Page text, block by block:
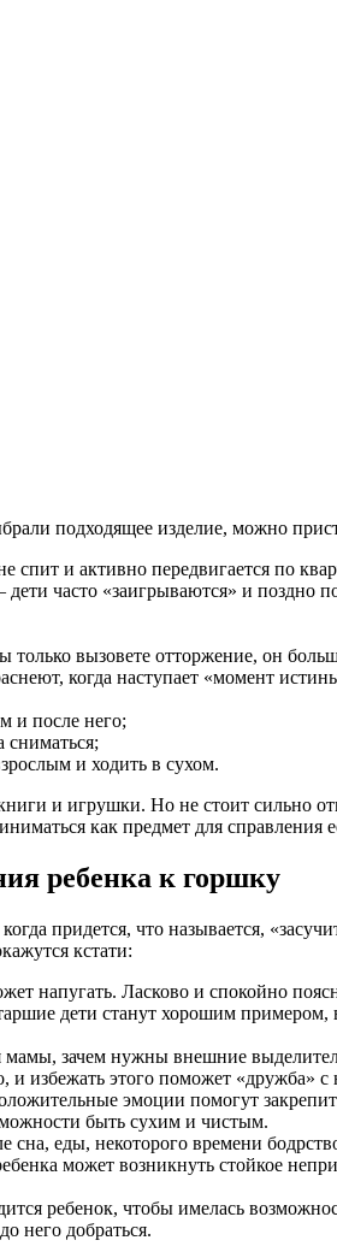
подходящее изделие, можно
спит и активно передвигается по
дети часто «заигрываются» и
вызовете отторжение, он
когда наступает «момент
и после него;
сниматься;
и ходить в сухом.
и игрушки. Но не стоит сильно
как предмет для справления
ребенка к горшку
придется, что называется,
кстати:
напугать. Ласково и спокойно
дети станут хорошим примером,
зачем нужны внешние
и избежать этого поможет «дружба»
эмоции помогут
быть сухим и чистым.
еды, некоторого времени
может возникнуть стойкое
ребенок, чтобы имелась
него добраться.